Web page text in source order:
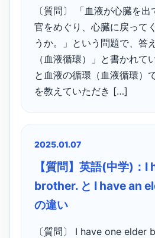
〔質問〕 「血液が心臓を
官をめぐり、心臓に戻って
うか。」という問題で、答
（血液循環）」と書かれて
と血液の循環（血液循環）
を教えていただき […]
2025.01.07
【質問】英語(中学)：
brother. と I have an
の違い
〔質問〕 I have one elder